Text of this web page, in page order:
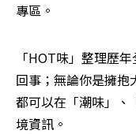
專區。
「HOT味」整理歷
回事；無論你是擁抱
都可以在「潮味」、
境資訊。